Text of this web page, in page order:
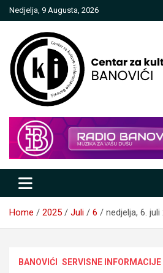
Skip
to
Nedjelja, 9 Augusta, 2026
Centar za kulturu
Banovići
Home 2025 Juli 6 nedjelja, 6.
BANOVIĆI SERVISNE INFORMACIJE